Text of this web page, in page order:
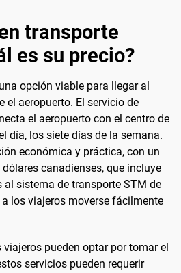
transporte
es su precio?
opción viable para llegar al
el aeropuerto. El servicio de
el aeropuerto con el centro de
día, los siete días de la semana.
económica y práctica, con un
canadienses, que incluye
al sistema de transporte STM de
los viajeros moverse fácilmente
pueden optar por tomar el
servicios pueden requerir